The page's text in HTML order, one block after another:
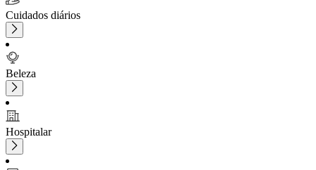
Cuidados diários
Beleza
Hospitalar